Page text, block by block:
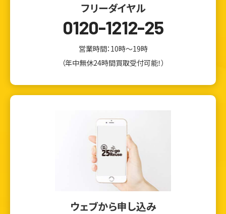
フリーダイヤル
0120-1212-25
営業時間：10時～19時
（年中無休24時間買取受付可能！）
ウェブから申し込み